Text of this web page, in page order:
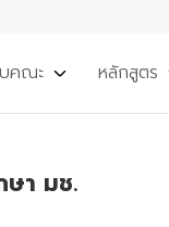
คณะ หลักสูตร
า มช.